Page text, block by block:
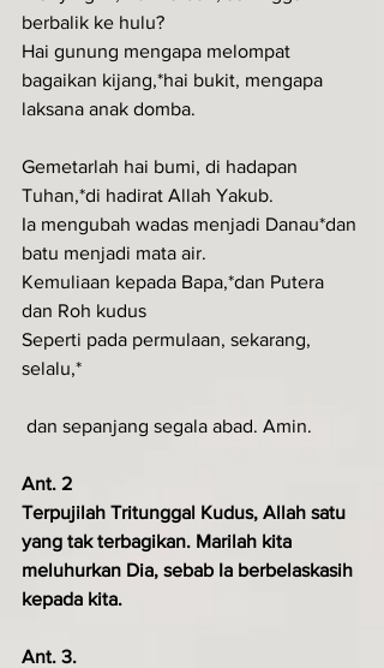
berbalik ke hulu?
Hai gunung mengapa melompat
bagaikan kijang,*hai bukit, mengapa
laksana anak domba.
Gemetarlah hai bumi, di hadapan
Tuhan,*di hadirat Allah Yakub.
Ia mengubah wadas menjadi Danau*dan
batu menjadi mata air.
Kemuliaan kepada Bapa,*dan Putera
dan Roh kudus
Seperti pada permulaan, sekarang,
selalu,*
dan sepanjang segala abad. Amin.
Ant. 2
Terpujilah Tritunggal Kudus, Allah satu
yang tak terbagikan. Marilah kita
meluhurkan Dia, sebab Ia ber­belaskasih
kepada kita.
Ant. 3.